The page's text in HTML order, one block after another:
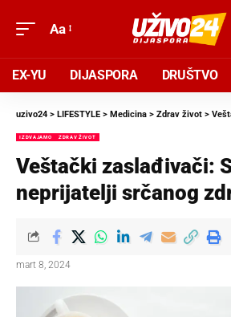
Aa
EX-YU DIJASPORA DRUŠTVO
uzivo24 > LIFESTYLE > Medicina > Zdrav život >
IZDVAJAMO ZDRAV ŽIVOT
Veštački zaslađivači:
neprijatelji srčanog
mart 8, 2024